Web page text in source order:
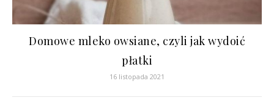
Domowe mleko owsiane, czyli jak wydoić
płatki
16 listopada 2021